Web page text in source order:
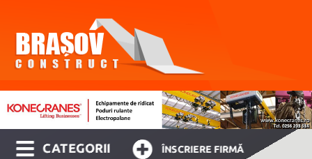
CATEGORII ÎNSCRIERE FIRMĂ